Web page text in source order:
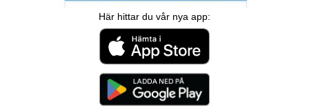
Här hittar du vår nya app: